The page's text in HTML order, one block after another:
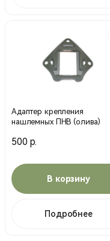
Адаптер крепления
нашлемных ПНВ (олива)
500 р.
В корзину
Подробнее